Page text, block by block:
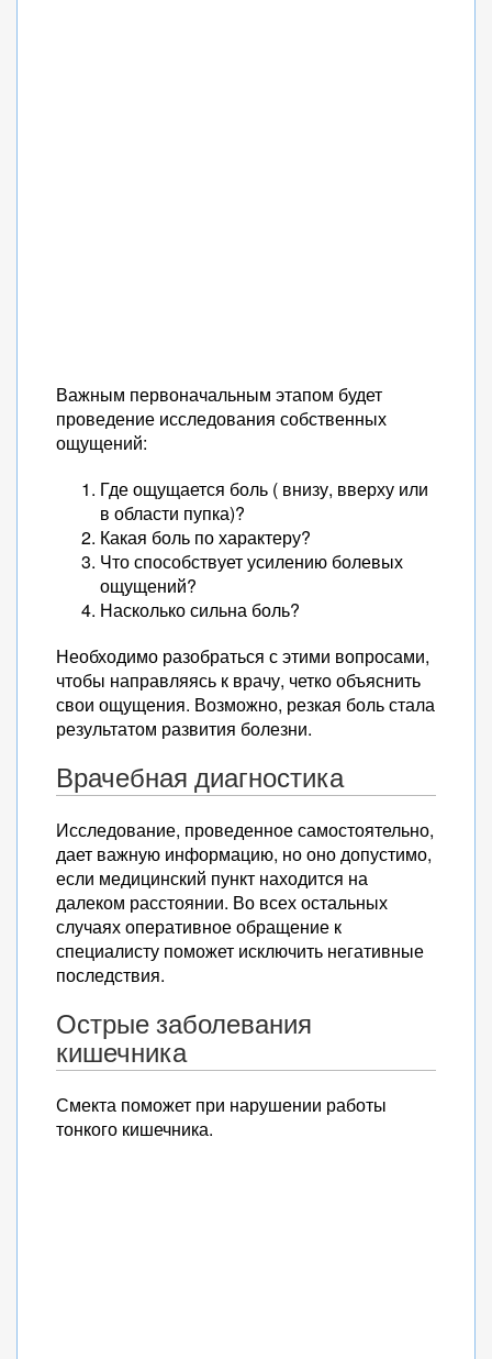
Важным первоначальным этапом будет
проведение исследования собственных
ощущений:
Где ощущается боль ( внизу, вверху или
в области пупка)?
Какая боль по характеру?
Что способствует усилению болевых
ощущений?
Насколько сильна боль?
Необходимо разобраться с этими вопросами,
чтобы направляясь к врачу, четко объяснить
свои ощущения. Возможно, резкая боль стала
результатом развития болезни.
Врачебная диагностика
Исследование, проведенное самостоятельно,
дает важную информацию, но оно допустимо,
если медицинский пункт находится на
далеком расстоянии. Во всех остальных
случаях оперативное обращение к
специалисту поможет исключить негативные
последствия.
Острые заболевания
кишечника
Смекта поможет при нарушении работы
тонкого кишечника.